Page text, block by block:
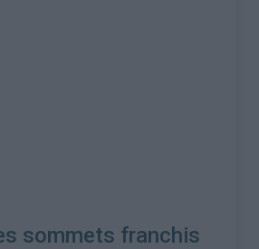
sommets franchis